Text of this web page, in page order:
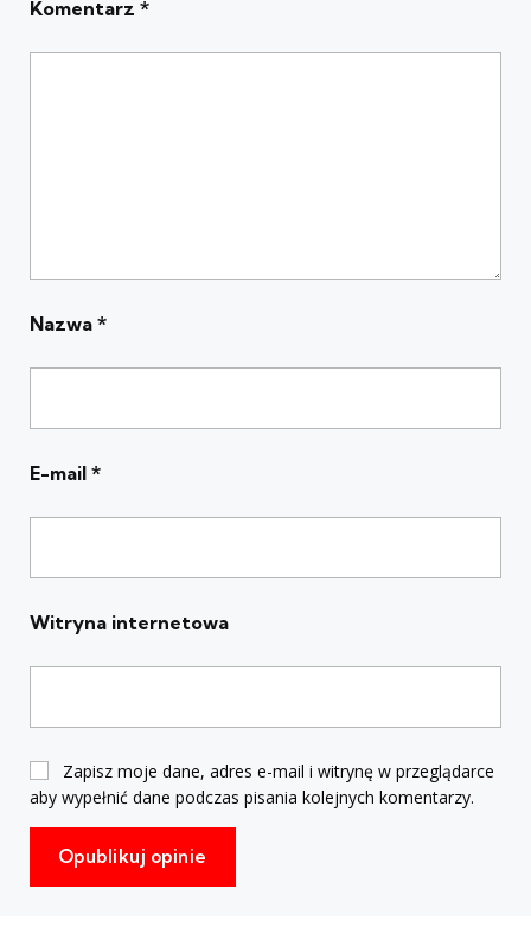
Komentarz *
Nazwa *
E-mail *
Witryna internetowa
Zapisz moje dane, adres e-mail i witrynę w przeglądarce
aby wypełnić dane podczas pisania kolejnych komentarzy.